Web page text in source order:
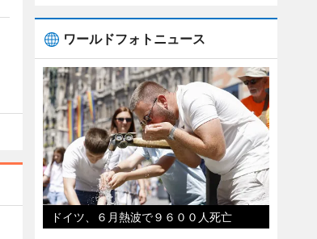
ワールドフォトニュース
ドイツ、６月熱波で９６００人死亡